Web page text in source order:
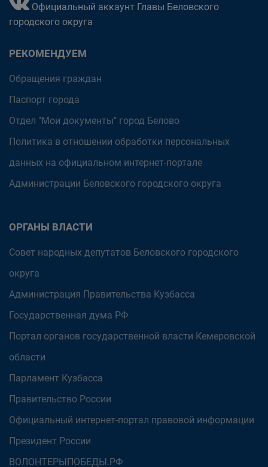
Официальный аккаунт Главы Беловского
городского округа
РЕКОМЕНДУЕМ
Обращения граждан
Паспорт города
Отдел "Мои документы" город Белово
Политика в отношении обработки персональных
данных на официальном интернет-портале
Администрации Беловского городского округа
ОРГАНЫ ВЛАСТИ
Совет народных депутатов Беловского городского
округа
Администрация Правительства Кузбасса
Государственная дума РФ
Портал органов государственной власти Кемеровской
области
Парламент Кузбасса
Правительство России
Официальный интернет-портал правовой информации
Президент России
ВОЛОНТЕРЫПОБЕДЫ.РФ